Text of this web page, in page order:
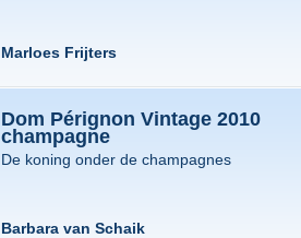
Marloes Frijters
Dom Pérignon Vintage 2010
champagne
De koning onder de champagnes
Barbara van Schaik